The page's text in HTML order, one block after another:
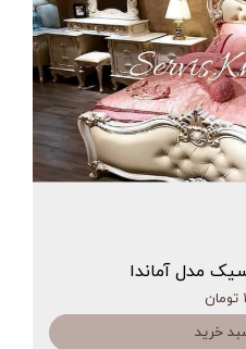
مدل آماندا
خرید